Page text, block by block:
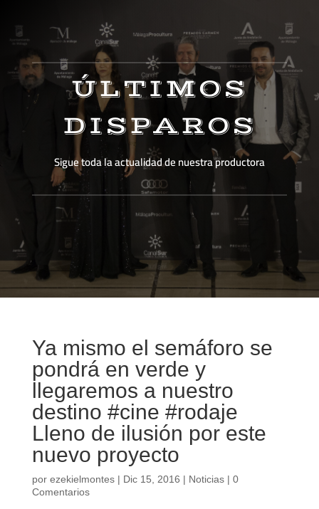
ÚLTIMOS
DISPAROS
Sigue toda la actualidad de nuestra productora
Ya mismo el semáforo se
pondrá en verde y
llegaremos a nuestro
destino #cine #rodaje
Lleno de ilusión por este
nuevo proyecto
por ezekielmontes| Dic 15, 2016 | Noticias| 0
Comentarios